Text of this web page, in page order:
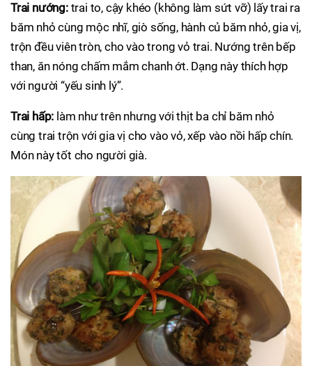
Trai nướng: trai to, cậy khéo (không làm sứt vỡ) lấy trai ra
băm nhỏ cùng mộc nhĩ, giò sống, hành củ băm nhỏ, gia vị,
trộn đều viên tròn, cho vào trong vỏ trai. Nướng trên bếp
than, ăn nóng chấm mắm chanh ớt. Dạng này thích hợp
với người “yếu sinh lý”.
Trai hấp: làm như trên nhưng với thịt ba chỉ băm nhỏ
cùng trai trộn với gia vị cho vào vỏ, xếp vào nồi hấp chín.
Món này tốt cho người già.